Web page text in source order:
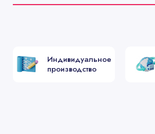
Индивидуальное
производство